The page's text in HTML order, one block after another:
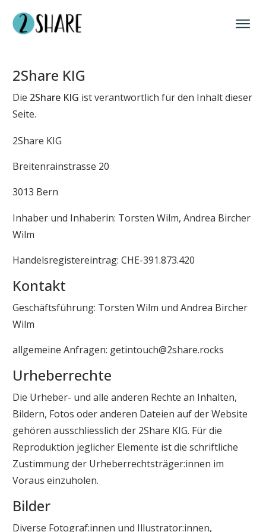
2Share KIG
Die 2Share KIG ist verantwortlich für den Inhalt dieser
Seite.
2Share KIG
Breitenrainstrasse 20
3013 Bern
Inhaber und Inhaberin: Torsten Wilm, Andrea Bircher
Wilm
Handelsregistereintrag: CHE-391.873.420
Kontakt
Geschäftsführung: Torsten Wilm und Andrea Bircher
Wilm
allgemeine Anfragen: getintouch@2share.rocks
Urheberrechte
Die Urheber- und alle anderen Rechte an Inhalten,
Bildern, Fotos oder anderen Dateien auf der Website
gehören ausschliesslich der 2Share KIG. Für die
Reproduktion jeglicher Elemente ist die schriftliche
Zustimmung der Urheberrechtsträger:innen im
Voraus einzuholen.
Bilder
Diverse Fotograf:innen und Illustrator:innen,